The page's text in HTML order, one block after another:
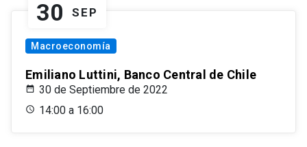
30 SEP
Macroeconomía
Emiliano Luttini, Banco Central de Chile
30 de Septiembre de 2022
14:00 a 16:00